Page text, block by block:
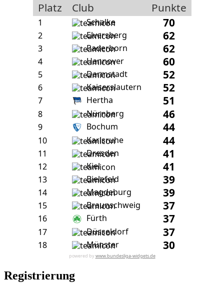
Platz Club Punkte
1 Schalke 70
2 Elversberg 62
3 Paderborn 62
4 Hannover 60
5 Darmstadt 52
6 Kaiserslautern 52
7 Hertha 51
8 Nürnberg 46
9 Bochum 44
10 Karlsruhe 44
11 Dresden 41
12 Kiel 41
13 Bielefeld 39
14 Magdeburg 39
15 Braunschweig 37
16 Fürth 37
17 Düsseldorf 37
18 Münster 30
powered bywww.bundesliga-widgets.de
Registrierung